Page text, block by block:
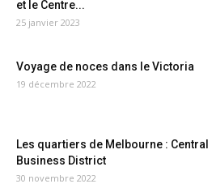
et le Centre...
25 janvier 2023
Voyage de noces dans le Victoria
19 décembre 2022
Les quartiers de Melbourne : Central
Business District
30 novembre 2022